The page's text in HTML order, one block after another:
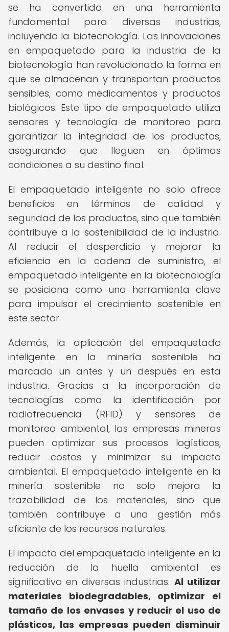
se ha convertido en una herramienta
fundamental para diversas industrias,
incluyendo la biotecnología. Las innovaciones
en empaquetado para la industria de la
biotecnología han revolucionado la forma en
que se almacenan y transportan productos
sensibles, como medicamentos y productos
biológicos. Este tipo de empaquetado utiliza
sensores y tecnología de monitoreo para
garantizar la integridad de los productos,
asegurando que lleguen en óptimas
condiciones a su destino final.
El empaquetado inteligente no solo ofrece
beneficios en términos de calidad y
seguridad de los productos, sino que también
contribuye a la sostenibilidad de la industria.
Al reducir el desperdicio y mejorar la
eficiencia en la cadena de suministro, el
empaquetado inteligente en la biotecnología
se posiciona como una herramienta clave
para impulsar el crecimiento sostenible en
este sector.
Además, la aplicación del empaquetado
inteligente en la minería sostenible ha
marcado un antes y un después en esta
industria. Gracias a la incorporación de
tecnologías como la identificación por
radiofrecuencia (RFID) y sensores de
monitoreo ambiental, las empresas mineras
pueden optimizar sus procesos logísticos,
reducir costos y minimizar su impacto
ambiental. El empaquetado inteligente en la
minería sostenible no solo mejora la
trazabilidad de los materiales, sino que
también contribuye a una gestión más
eficiente de los recursos naturales.
El impacto del empaquetado inteligente en la
reducción de la huella ambiental es
significativo en diversas industrias. Al utilizar
materiales biodegradables, optimizar el
tamaño de los envases y reducir el uso de
plásticos, las empresas pueden disminuir